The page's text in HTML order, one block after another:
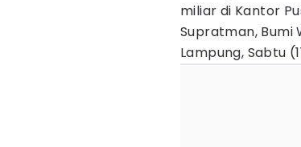
miliar di Kantor
Supratman, Bumi
Lampung, Sabtu